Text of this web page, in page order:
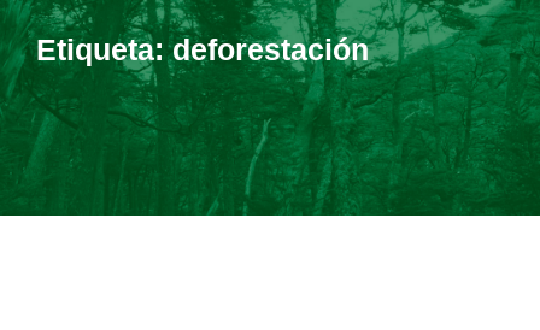
Etiqueta:deforestación